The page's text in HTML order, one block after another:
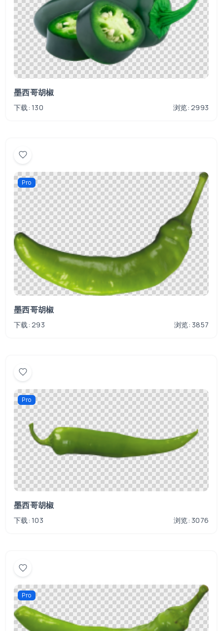
墨西哥胡椒
下载: 130 浏览: 2993
Pro
墨西哥胡椒
下载: 293 浏览: 3857
Pro
墨西哥胡椒
下载: 103 浏览: 3076
Pro